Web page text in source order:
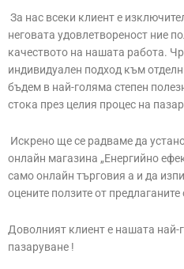
За нас всеки клиент е
неговата удовлетвореност ние
качеството на нашата работа.
индивидуален подход към
бъдем в най-голяма степен
стока през целия процес на
Искрено ще се радваме да
онлайн магазина „Енергийно
само онлайн търговия а и да
оцените ползите от предлаганите
Доволният клиент е нашата
пазаруване !